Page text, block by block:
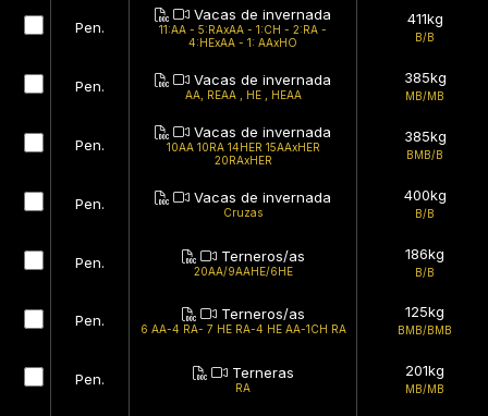
Pen.
Vacas de invernada
11:AA - 5:RAxAA - 1:CH - 2:RA -
4:HExAA - 1: AAxHO
411kg
B/B
Pen. Vacas de invernada
AA, REAA , HE , HEAA
385kg
MB/MB
Pen.
Vacas de invernada
10AA 10RA 14HER 15AAxHER
20RAxHER
385kg
BMB/B
Pen. Vacas de invernada
Cruzas
400kg
B/B
Pen. Terneros/as
20AA/9AAHE/6HE
186kg
B/B
Pen. Terneros/as
6 AA-4 RA- 7 HE RA-4 HE AA-1CH RA
125kg
BMB/BMB
Pen. Terneras
RA
201kg
MB/MB